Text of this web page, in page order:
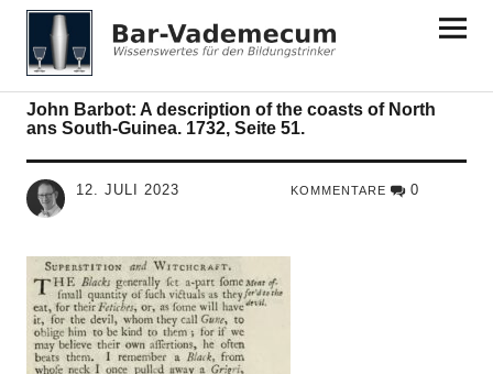
Bar-Vademecum
John Barbot: A description of the coasts of North
ans South-Guinea. 1732, Seite 51.
12. JULI 2023 KOMMENTARE 0